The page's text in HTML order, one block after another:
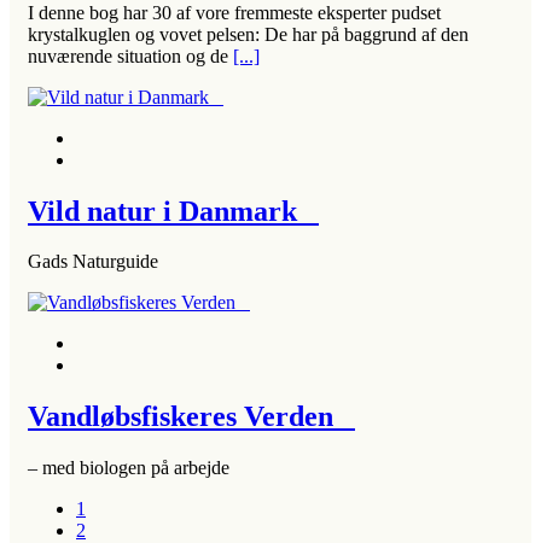
I denne bog har 30 af vore fremmeste eksperter pudset
krystalkuglen og vovet pelsen: De har på baggrund af den
nuværende situation og de [...]
Vild natur i Danmark
Gads Naturguide
Vandløbsfiskeres Verden
– med biologen på arbejde
1
2